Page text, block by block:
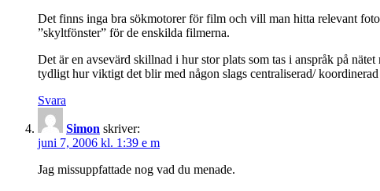
Det finns inga bra sökmotorer för film och vill man hitta relevant
”skyltfönster” för de enskilda filmerna.
Det är en avsevärd skillnad i hur stor plats som tas i anspråk på
tydligt hur viktigt det blir med någon slags centraliserad/
Svara
Simon skriver:
juni 7, 2006 kl. 1:39 e m
Jag missuppfattade nog vad du menade.